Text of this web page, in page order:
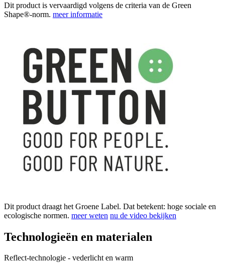
Dit product is vervaardigd volgens de criteria van de Green
Shape®-norm. meer informatie
Dit product draagt het Groene Label. Dat betekent: hoge sociale en
ecologische normen. meer weten nu de video bekijken
Technologieën en materialen
Reflect-technologie - vederlicht en warm